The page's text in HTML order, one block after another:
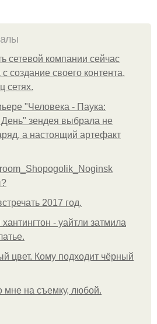
сетевой компании сейчас
создание своего контента,
сетях.
"Человека - Паука:
зендея выбрала не
а настоящий артефакт
2017 год.
- уайтли затмила
цвет. Кому подходит чёрный
мне на съемку, любой.